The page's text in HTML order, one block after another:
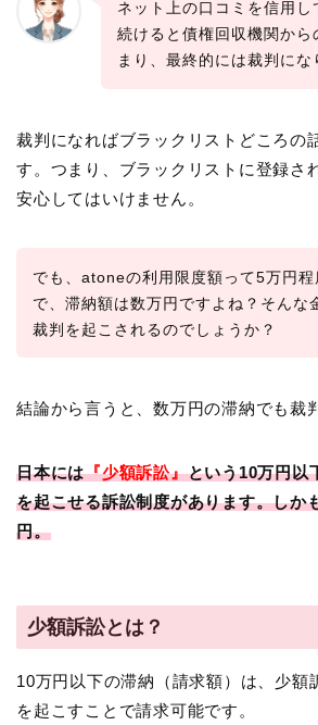
ネット上の口コミを信用し
続けると債権回収機関から
まり、最終的には裁判にな
裁判になればブラックリストどころの
す。つまり、ブラックリストに登録さ
安心してはいけません。
でも、atoneの利用限度額って5万円程
で、滞納額は数万円ですよね？そんな
裁判を起こされるのでしょうか？
結論から言うと、数万円の滞納でも裁
日本には『少額訴訟』という10万円以
を起こせる訴訟制度があります。しか
円。
少額訴訟とは？
10万円以下の滞納（請求額）は、少額
を起こすことで請求可能です。